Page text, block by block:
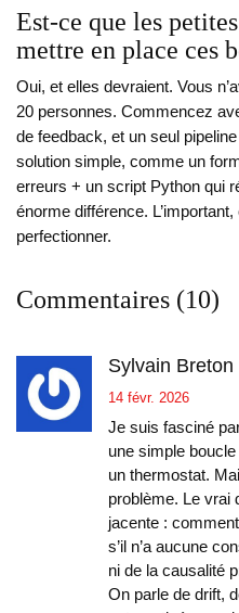
Est-ce que les
mettre en place ces
Oui, et elles devraient. Vous
20 personnes. Commencez
de feedback, et un seul
solution simple, comme un
erreurs + un script Python qui
énorme différence.
perfectionner.
Commentaires (10)
Sylvain Breton
14 févr. 2026
Je suis fasciné
une simple
un thermostat.
problème. Le vrai
jacente :
s’il n’a aucune
ni de la causalité
On parle de drift,